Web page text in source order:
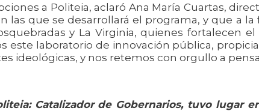
a Politeia, aclaró Ana María Cuartas,
las que se desarrollará el programa, y que a
y La Virginia, quienes fortalecen
este laboratorio de innovación pública,
ideológicas, y nos retemos con orgullo a
Catalizador de Gobernarios, tuvo lugar